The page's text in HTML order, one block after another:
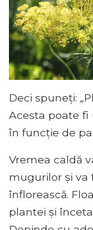
Deci spuneți:
Acesta poate
în funcție de
Vremea caldă
mugurilor și va
înflorească.
plantei și